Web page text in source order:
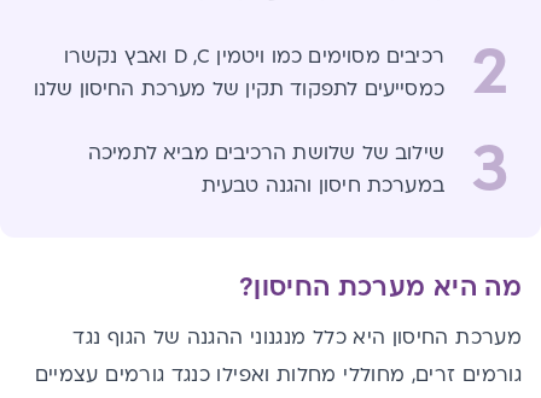
2
רכיבים מסוימים כמו ויטמין D ,C ואבץ נקשרו
כמסייעים לתפקוד תקין של מערכת החיסון שלנו
3
שילוב של שלושת הרכיבים מביא לתמיכה
במערכת חיסון והגנה טבעית
מה היא מערכת החיסון?
מערכת החיסון היא כלל מנגנוני ההגנה של הגוף נגד
גורמים זרים, מחוללי מחלות ואפילו כנגד גורמים עצמיים